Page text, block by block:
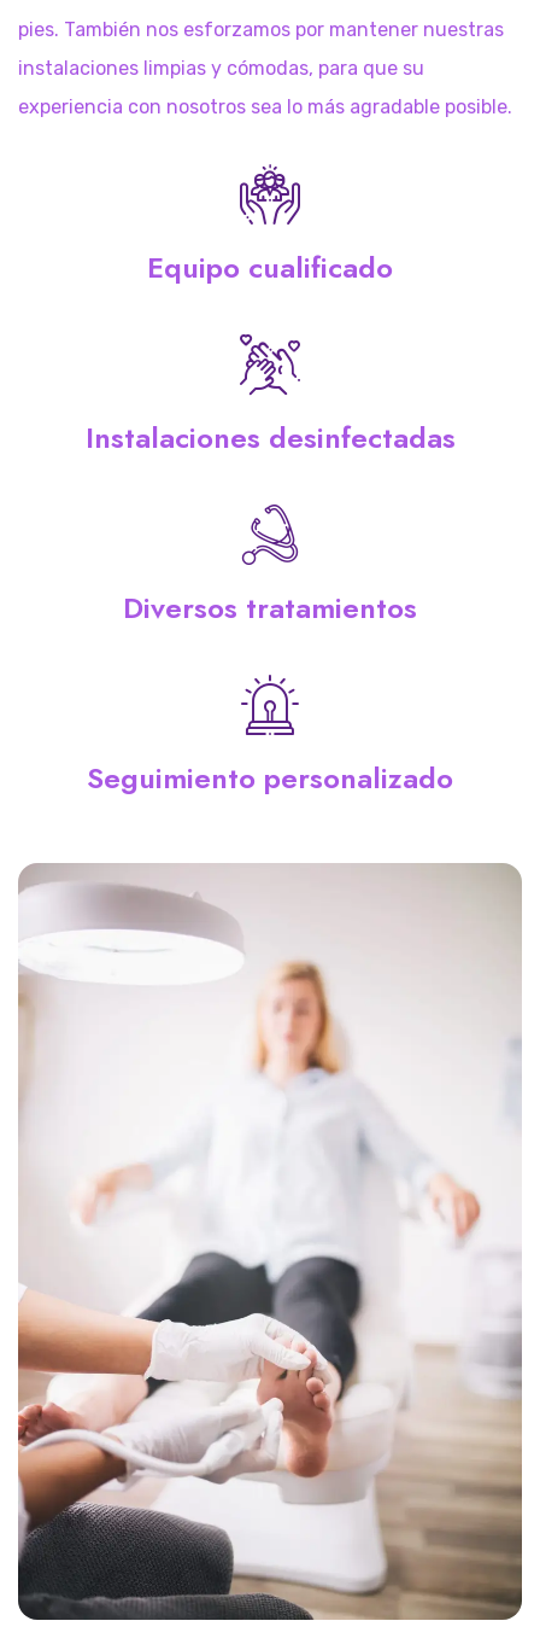
pies. También nos esforzamos por mantener nuestras
instalaciones limpias y cómodas, para que su
experiencia con nosotros sea lo más agradable posible.
Equipo cualificado
Instalaciones desinfectadas
Diversos tratamientos
Seguimiento personalizado